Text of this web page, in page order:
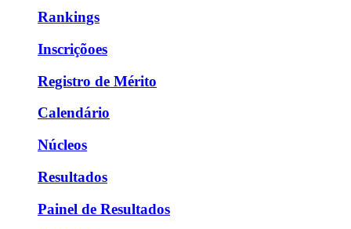
Rankings
Inscriçõoes
Registro de Mérito
Calendário
Núcleos
Resultados
Painel de Resultados